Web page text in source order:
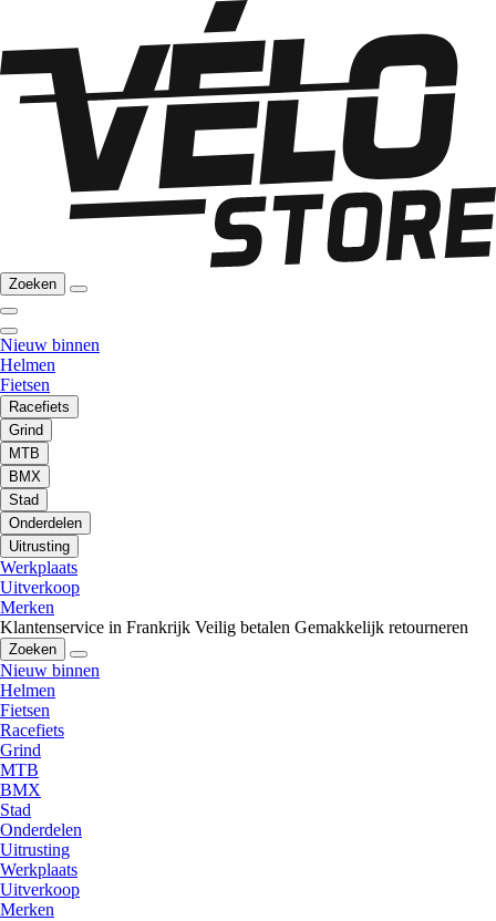
Zoeken
Nieuw binnen
Helmen
Fietsen
Racefiets
Grind
MTB
BMX
Stad
Onderdelen
Uitrusting
Werkplaats
Uitverkoop
Merken
Klantenservice in Frankrijk Veilig betalen Gemakkelijk retourneren
Zoeken
Nieuw binnen
Helmen
Fietsen
Racefiets
Grind
MTB
BMX
Stad
Onderdelen
Uitrusting
Werkplaats
Uitverkoop
Merken